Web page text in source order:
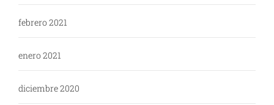
febrero 2021
enero 2021
diciembre 2020